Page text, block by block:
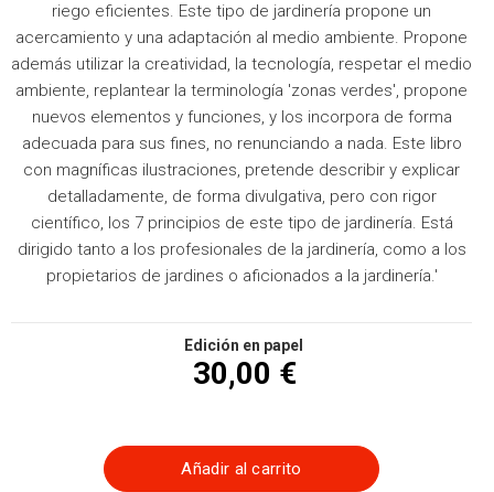
riego eficientes. Este tipo de jardinería propone un
acercamiento y una adaptación al medio ambiente. Propone
además utilizar la creatividad, la tecnología, respetar el medio
ambiente, replantear la terminología 'zonas verdes', propone
nuevos elementos y funciones, y los incorpora de forma
adecuada para sus fines, no renunciando a nada. Este libro
con magníficas ilustraciones, pretende describir y explicar
detalladamente, de forma divulgativa, pero con rigor
científico, los 7 principios de este tipo de jardinería. Está
dirigido tanto a los profesionales de la jardinería, como a los
propietarios de jardines o aficionados a la jardinería.'
Edición en papel
30,00 €
Añadir al carrito